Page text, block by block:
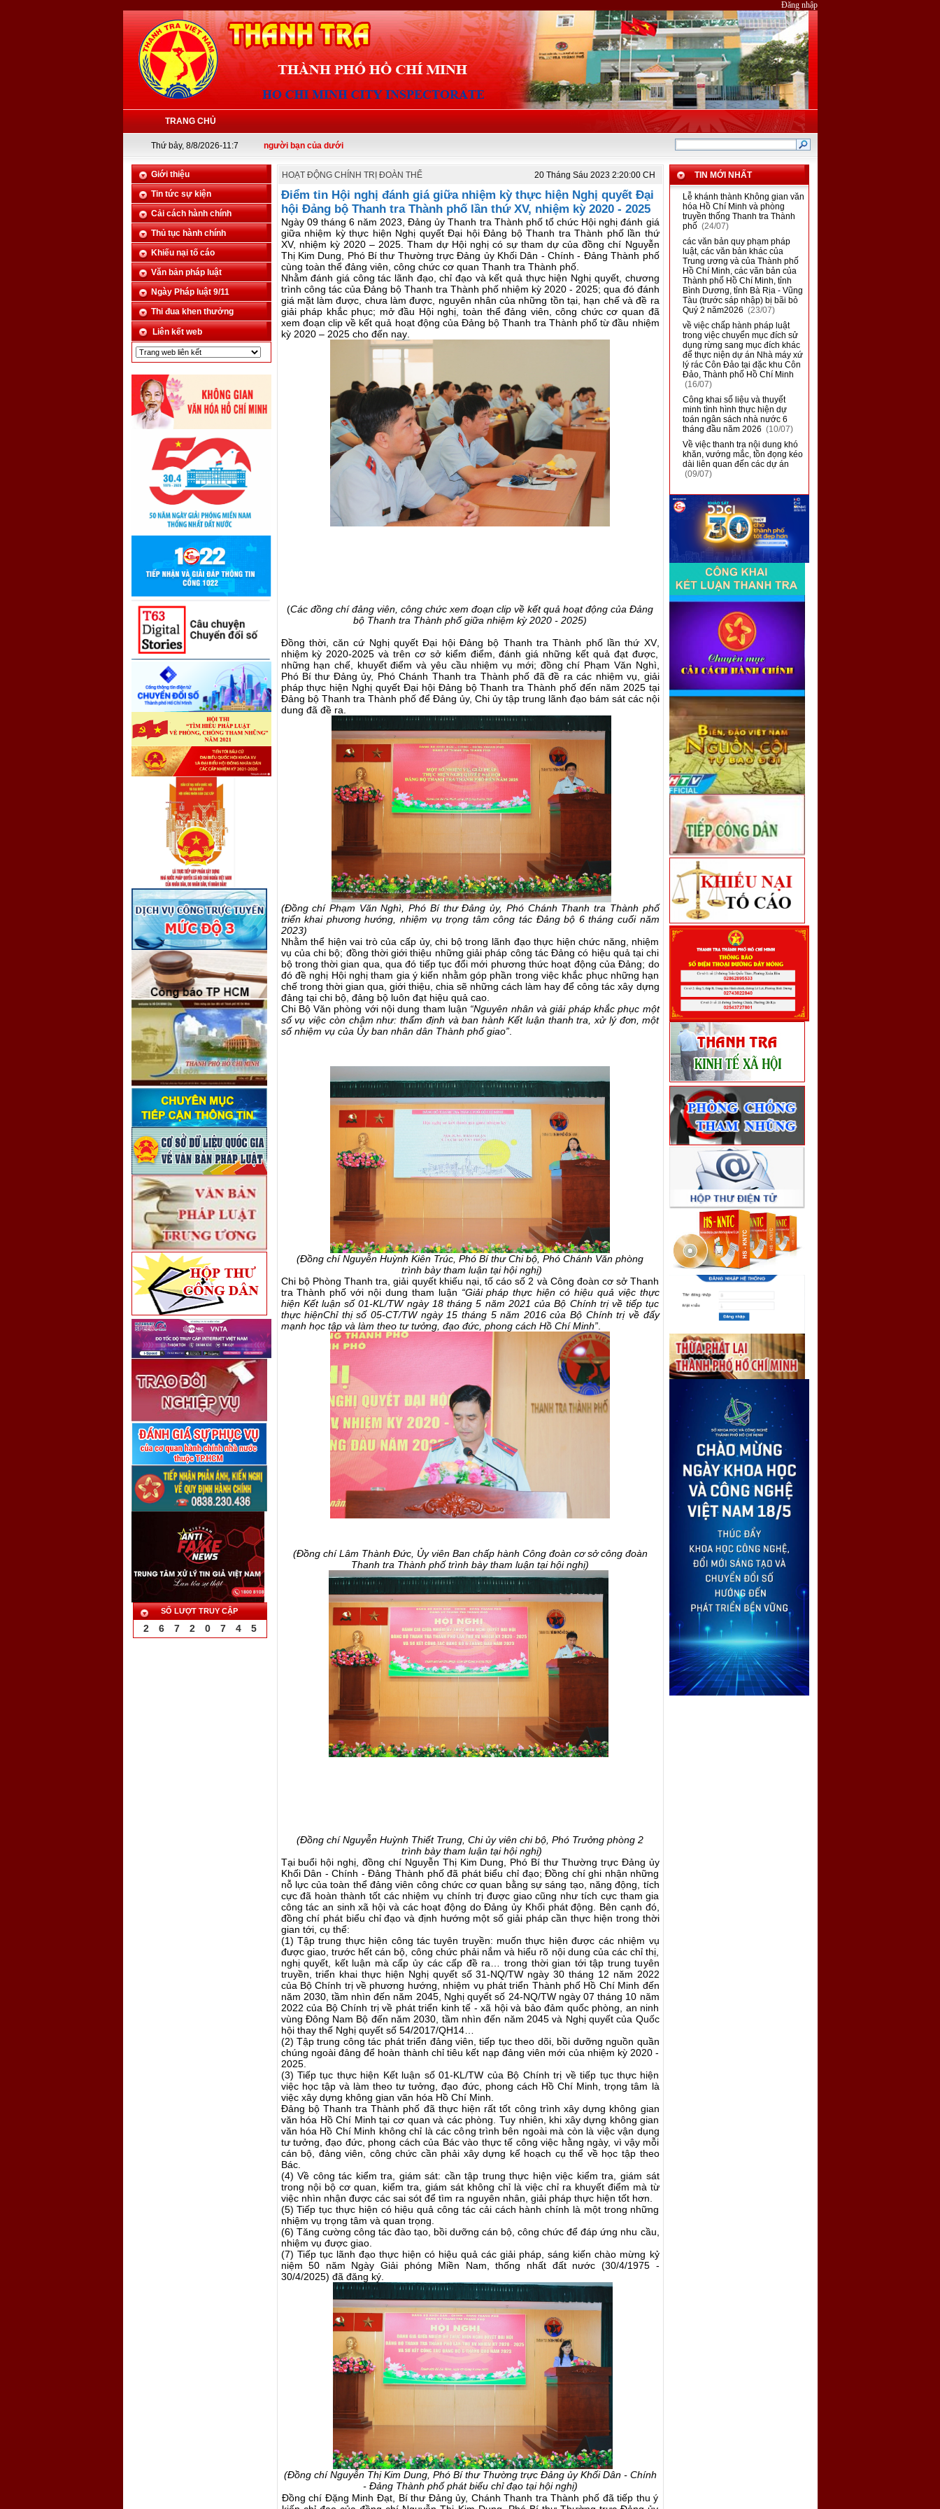
Đăng nhập
TRANG CHỦ
Thứ bảy, 8/8/2026-11:7
Thanh tra là tai mắt của trên, là người bạn của dưới
Giới thiệu
Tin tức sự kiện
Cải cách hành chính
Thủ tục hành chính
Khiếu nại tố cáo
Văn bản pháp luật
Ngày Pháp luật 9/11
Thi đua khen thưởng
Liên kết web
SỐ LƯỢT TRUY CẬP
2 6 7 2 0 7 4 5
HOẠT ĐỘNG CHÍNH TRỊ ĐOÀN THỂ 20 Tháng Sáu 2023 2:20:00 CH
Điểm tin Hội nghị đánh giá giữa nhiệm kỳ thực hiện Nghị quyết Đại
hội Đảng bộ Thanh tra Thành phố lần thứ XV, nhiệm kỳ 2020 - 2025
Ngày 09 tháng 6 năm 2023, Đảng ủy Thanh tra Thành phố tổ chức Hội nghị đánh giá
giữa nhiệm kỳ thực hiện Nghị quyết Đại hội Đảng bộ Thanh tra Thành phố lần thứ
XV, nhiệm kỳ 2020 – 2025. Tham dự Hội nghị có sự tham dự của đồng chí Nguyễn
Thị Kim Dung
Phó Bí thư Thường trựcĐảng ủy Khối Dân - Chính - Đảng Thành phố
cùng toàn thể đảng viên, công chức cơ quan Thanh tra Thành phố.
Nhằm đánh giá công tác lãnh đạo, chỉ đạo và kết quả thực hiện Nghị quyết, chương
trình công tác của Đảng bộ Thanh tra Thành phố nhiệm kỳ 2020 - 2025; qua đó đánh
giá mặt làm được, chưa làm được, nguyên nhân của những tồn tại, hạn chế và đề ra
giải pháp khắc phục; mở đầu Hội nghị, toàn thể đảng viên, công chức cơ quan đã
xem đoạn clip về kết quả hoạt động của Đảng bộ Thanh tra Thành phốtừ đầu nhiệm
kỳ 2020 – 2025cho đến nay.
(Các đồng chí đảng viên, công chức xem đoạn clip về kết quả hoạt động của Đảng
bộ Thanh tra Thành phố giữa nhiệm kỳ 2020 - 2025)
Đồng thời, căn cứ Nghị quyết Đại hội Đảng bộ Thanh tra Thành phố lần thứ XV,
nhiệm kỳ 2020-2025 và trên cơ sở kiểm điểm, đánh giá những kết quả đạt được,
những hạn chế, khuyết điểm và yêu cầu nhiệm vụ mới; đồng chí Phạm Văn Nghì
Phó Bí thư Đảng ủy,
Phó Chánh Thanh tra Thành phố đã đề ra các nhiệm vụ, giải
pháp thực hiện Nghị quyết Đại hội Đảng bộ Thanh tra Thành phố đến năm 2025tại
Đảng bộ Thanh tra Thành phốđể Đảng ủy, Chi ủy tập trung lãnh đạo bám sát các nội
dung đã đề ra.
(Đồng chí Phạm Văn Nghì ,Phó Bí thư Đảng ủy, Phó Chánh Thanh tra Thành phố
triển khai phương hướng, nhiệm vụ trọng tâm công tác Đảng bộ 6 tháng cuối năm
2023)
Nhằm thể hiện vai trò của cấp ủy, chi bộ trong lãnh đạo thực hiện chức năng, nhiệm
vụ của chi bộ; đồng thời giới thiệu những giải pháp công tác Đảng có hiệu quả tại chi
bộ trong thời gian qua, qua đó tiếp tục đổi mới phương thức hoạt động của Đảng; do
đó đề nghị Hội nghị tham gia ý kiến nhằm góp phần trong việc khắc phục những hạn
chế trong thời gian qua, giới thiệu, chia sẽ những cách làm hay để công tác xây dựng
đảng tại chi bộ, đảng bộ luôn đạt hiệu quả cao.
Chi Bộ Văn phòng với nội dung tham luận “Nguyên nhân và giải pháp khắc phục một
số vụ việc còn chậm như: thẩm định và ban hành Kết luận thanh tra, xử lý đơn, một
số nhiệm vụ của Ủy ban nhân dân Thành phố giao”.
(Đồng chí Nguyễn Huỳnh Kiên Trúc, Phó Bí thư Chi bộ, Phó Chánh Văn phòng
trình bày tham luận tại hội nghị)
Chi bộ Phòng Thanh tra, giải quyết khiếu nại, tố cáo số 2 và Công đoàn cơ sở Thanh
tra Thành phố với nội dung tham luận “Giải pháp thực hiện có hiệu quả việc thực
hiện Kết luận số 01-KL/TW ngày 18 tháng 5 năm 2021 của Bộ Chính trị về tiếp tục
thực hiệnChỉ thị số 05-CT/TW ngày 15 tháng 5 năm 2016 của Bộ Chính trị về đẩy
mạnh học tập và làm theo tư tưởng, đạo đức, phong cách Hồ Chí Minh”.
(Đồng chí Lâm Thành Đức, Ủy viên Ban chấp hành Công đoàn cơ sở công đoàn
Thanh tra Thành phố trình bày tham luận tại hội nghị)
(Đồng chí Nguyễn Huỳnh Thiết Trung, Chi ủy viên chi bộ, Phó Trưởng phòng 2
trình bày tham luận tại hội nghị)
Tại buổi hội nghị, đồng chí Nguyễn Thị Kim Dung Phó Bí thư Thường trực Đảng ủy
Khối Dân - Chính - Đảng Thành phố đã phát biểu chỉ đạo; Đồng chí ghi nhận những
nỗ lực của toàn thể đảng viên công chức cơ quan bằng sự sáng tạo, năng động, tích
cực đã hoàn thành tốt các nhiệm vụ chính trị được giao cũng như tích cực tham gia
công tác an sinh xã hội và các hoạt động do Đảng ủy Khối phát động. Bên cạnh đó,
đồng chí phát biểu chỉ đạo và định hướng một số giải pháp cần thực hiện trong thời
gian tới, cụ thể:
(1) Tập trung thực hiện công tác tuyên truyền: muốn thực hiện được các nhiệm vụ
được giao, trước hết cán bộ, công chức phải nắm và hiểu rõ nội dung của các chỉ thị,
nghị quyết, kết luận mà cấp ủy các cấp đề ra… trong thời gian tới tập trung tuyên
truyền, triển khai thực hiện Nghị quyết số 31-NQ/TW ngày 30 tháng 12 năm 2022
của Bộ Chính trị về phương hướng, nhiệm vụ phát triển Thành phố Hồ Chí Minh đến
năm 2030, tầm nhìn đến năm 2045, Nghị quyết số 24-NQ/TW ngày 07 tháng 10 năm
2022 của Bộ Chính trị về phát triển kinh tế - xã hội và bảo đảm quốc phòng, an ninh
vùng Đông Nam Bộ đến năm 2030, tầm nhìn đến năm 2045 và Nghị quyết của Quốc
hội thay thế Nghị quyết số 54/2017/QH14…
(2) Tập trung công tác phát triển đảng viên, tiếp tục theo dõi, bồi dưỡng nguồn quần
chúng ngoài đảng để hoàn thành chỉ tiêu kết nạp đảng viên mới của nhiệm kỳ 2020 -
2025.
(3) Tiếp tục thực hiện Kết luận số 01-KL/TW của Bộ Chính trị về tiếp tục thực hiện
việc học tập và làm theo tư tưởng, đạo đức, phong cách Hồ Chí Minh, trọng tâm là
việc xây dựng không gian văn hóa Hồ Chí Minh.
Đảng bộ Thanh tra Thành phố đã thực hiện rất tốt công trình xây dựng không gian
văn hóa Hồ Chí Minh tại cơ quan và các phòng. Tuy nhiên, khi xây dựng không gian
văn hóa Hồ Chí Minh không chỉ là các công trình bên ngoài mà còn là việc vận dụng
tư tưởng, đạo đức, phong cách của Bác vào thực tế công việc hằng ngày, vì vậy mỗi
cán bộ, đảng viên, công chức cần phải xây dựng kế hoạch cụ thể về học tập theo
Bác.
(4) Về công tác kiểm tra, giám sát: cần tập trung thực hiện việc kiểm tra, giám sát
trong nội bộ cơ quan, kiểm tra, giám sát không chỉ là việc chỉ ra khuyết điểm mà từ
việc nhìn nhận được các sai sót để tìm ra nguyên nhân, giải pháp thực hiện tốt hơn.
(5) Tiếp tục thực hiện có hiệu quả công tác cải cách hành chính là một trong những
nhiệm vụ trọng tâm và quan trọng.
(6) Tăng cường công tác đào tạo, bồi dưỡng cán bộ, công chức để đáp ứng nhu cầu,
nhiệm vụ được giao.
(7) Tiếp tục lãnh đạo thực hiện có hiệu quả các giải pháp, sáng kiến chào mừng kỷ
niệm 50 năm Ngày Giải phóng Miền Nam, thống nhất đất nước (30/4/1975 -
30/4/2025) đã đăng ký.
(Đồng chíNguyễn Thị Kim Dung, Phó Bí thư Thường trực Đảng ủy Khối Dân - Chính
- Đảng Thành phố phát biểu chỉ đạo tại hội nghị)
Đồng chí Đặng Minh Đạt, Bí thư Đảng ủy, Chánh Thanh tra Thành phố đãtiếp thu ý
TIN MỚI NHẤT
Lễ khánh thành Không gian văn
hóa Hồ Chí Minh và phòng
truyền thống Thanh tra Thành
phố (24/07)
các văn bản quy phạm pháp
luật, các văn bản khác của
Trung ương và của Thành phố
Hồ Chí Minh, các văn bản của
Thành phố Hồ Chí Minh, tỉnh
Bình Dương, tỉnh Bà Rịa - Vũng
Tàu (trước sáp nhập) bị bãi bỏ
Quý 2 năm2026 (23/07)
về việc chấp hành pháp luật
trong việc chuyển mục đích sử
dụng rừng sang mục đích khác
để thực niện dự án Nhà máy xứ
lý rác Côn Đảo tại đặc khu Côn
Đảo, Thành phố Hồ Chí Minh
(16/07)
Công khai số liệu và thuyết
minh tình hình thực hiện dự
toán ngân sách nhà nước 6
tháng đầu năm 2026 (10/07)
Về việc thanh tra nội dung khó
khăn, vướng mắc, tồn đọng kéo
dài liên quan đến các dự án
(09/07)